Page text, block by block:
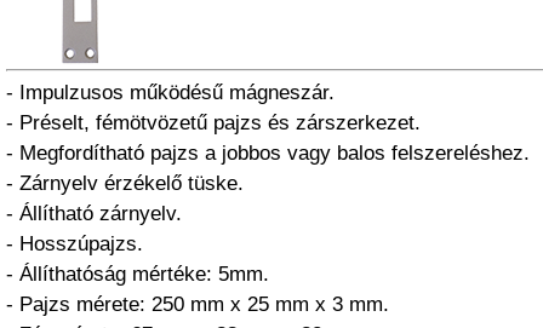
- Impulzusos működésű mágneszár.
- Préselt, fémötvözetű pajzs és zárszerkezet.
- Megfordítható pajzs a jobbos vagy balos felszereléshez.
- Zárnyelv érzékelő tüske.
- Állítható zárnyelv.
- Hosszúpajzs.
- Állíthatóság mértéke: 5mm.
- Pajzs mérete: 250 mm x 25 mm x 3 mm.